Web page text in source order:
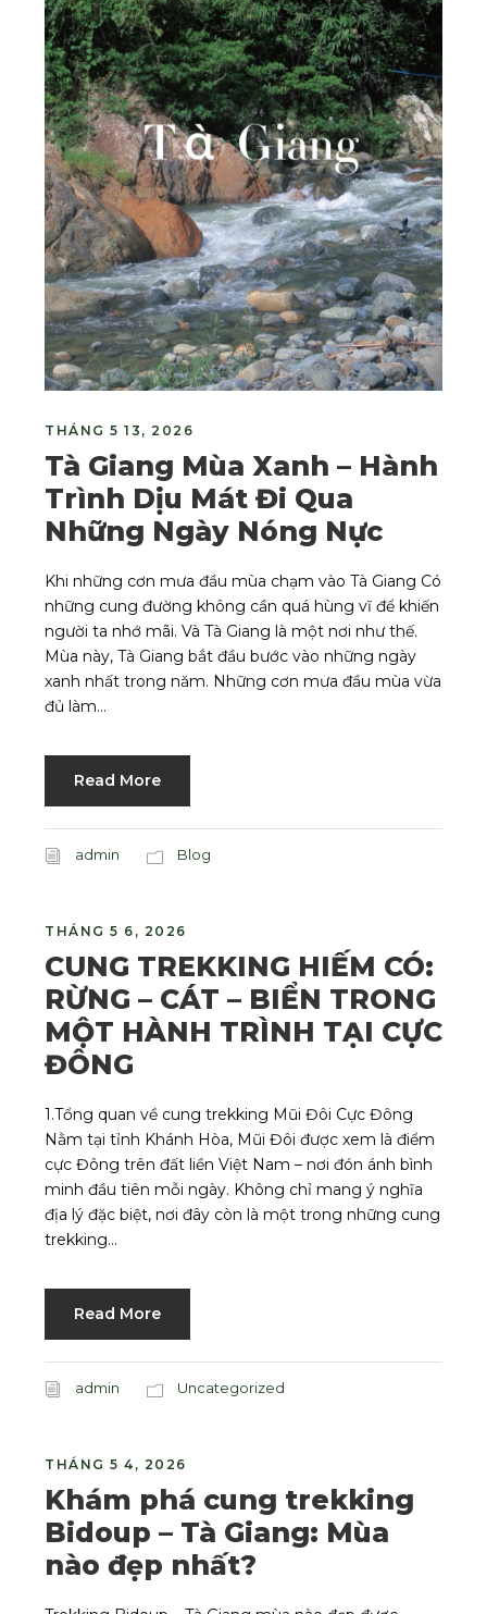
THÁNG 5 13, 2026
Tà Giang Mùa Xanh – Hành
Trình Dịu Mát Đi Qua
Những Ngày Nóng Nực
Khi những cơn mưa đầu mùa chạm vào Tà Giang Có
những cung đường không cần quá hùng vĩ để khiến
người ta nhớ mãi. Và Tà Giang là một nơi như thế.
Mùa này, Tà Giang bắt đầu bước vào những ngày
xanh nhất trong năm. Những cơn mưa đầu mùa vừa
đủ làm...
Read More
admin Blog
THÁNG 5 6, 2026
CUNG TREKKING HIẾM CÓ:
RỪNG – CÁT – BIỂN TRONG
MỘT HÀNH TRÌNH TẠI CỰC
ĐÔNG
1.Tổng quan về cung trekking Mũi Đôi Cực Đông
Nằm tại tỉnh Khánh Hòa, Mũi Đôi được xem là điểm
cực Đông trên đất liền Việt Nam – nơi đón ánh bình
minh đầu tiên mỗi ngày. Không chỉ mang ý nghĩa
địa lý đặc biệt, nơi đây còn là một trong những cung
trekking...
Read More
admin Uncategorized
THÁNG 5 4, 2026
Khám phá cung trekking
Bidoup – Tà Giang: Mùa
nào đẹp nhất?